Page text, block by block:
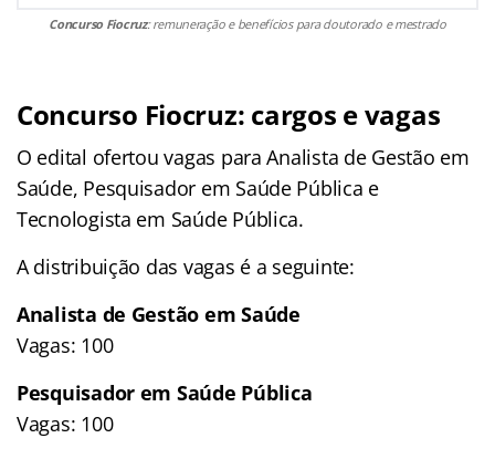
Concurso Fiocruz: remuneração e benefícios para doutorado e mestrado
Concurso Fiocruz: cargos e vagas
O edital ofertou vagas para Analista de Gestão em
Saúde, Pesquisador em Saúde Pública e
Tecnologista em Saúde Pública.
A distribuição das vagas é a seguinte:
Analista de Gestão em Saúde
Vagas: 100
Pesquisador em Saúde Pública
Vagas: 100